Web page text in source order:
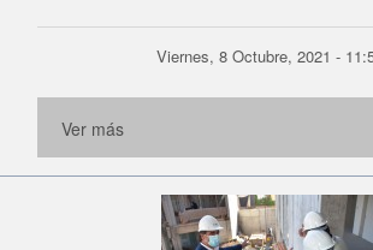
Viernes, 8 Octubre, 2021 -
Ver más